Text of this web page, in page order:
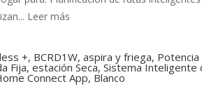
Leer más
+, BCRD1W, aspira y friega, Potencia
Fija, estación Seca, Sistema Inteligente
Connect App, Blanco